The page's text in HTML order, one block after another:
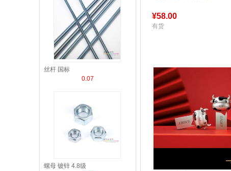
丝杆 国标
0.07
螺母 镀锌 4.8级
¥58.00
有货